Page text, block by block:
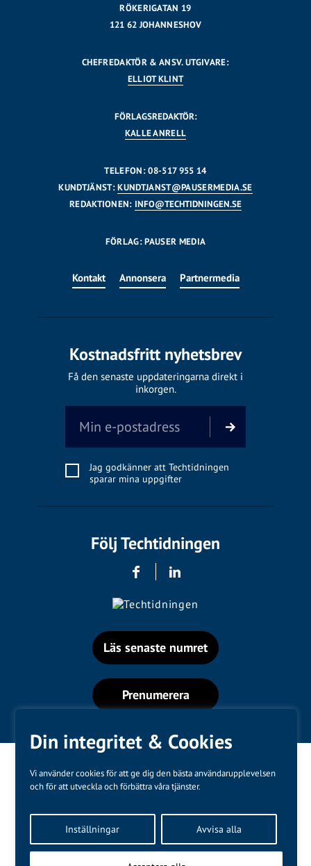
Din integritet & Cookies
Vi använder cookies för att ge dig den bästa användarupplevelsen
och för att utveckla och förbättra våra tjänster.
Inställningar Avvisa alla
RÖKERIGATAN 19
121 62 JOHANNESHOV
CHEFREDAKTÖR & ANSV. UTGIVARE:
ELLIOT KLINT
FÖRLAGSREDAKTÖR:
KALLE ANRELL
TELEFON: 08-517 955 14
KUNDTJÄNST:KUNDTJANST@PAUSERMEDIA.SE
REDAKTIONEN: INFO@TECHTIDNINGEN.SE
FÖRLAG: PAUSER MEDIA
Kontakt Annonsera Partnermedia
Kostnadsfritt nyhetsbrev
Få den senaste uppdateringarna direkt i
inkorgen.
Jag godkänner att Techtidningen
sparar mina uppgifter
Följ Techtidningen
Läs senaste numret
Prenumerera
Kundtjänst